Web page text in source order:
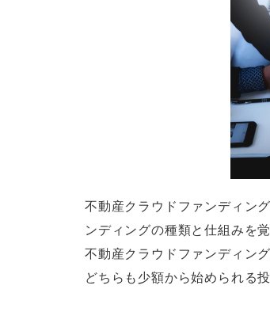
不動産クラウドファンディン
ンディングの種類と仕組みを
不動産クラウドファンディン
どちらも少額から始められる